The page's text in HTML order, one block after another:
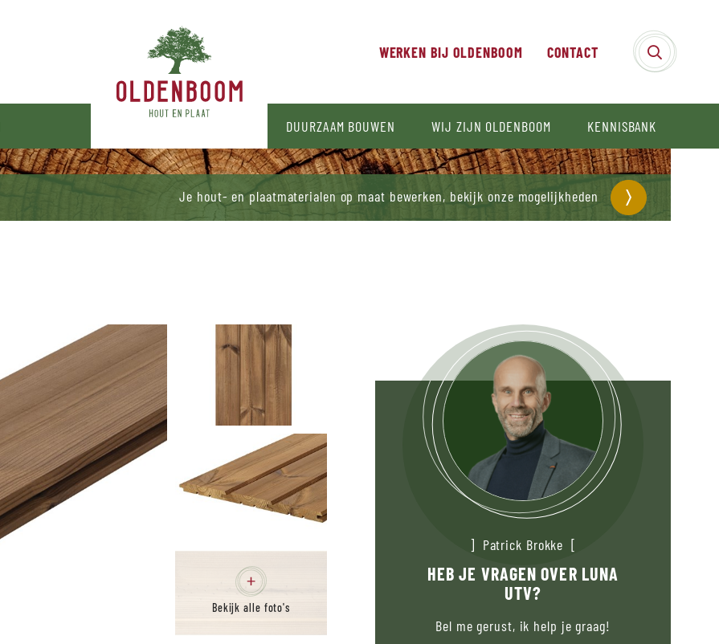
WERKEN BIJ OLDENBOOM CONTACT
DUURZAAM BOUWEN WIJ ZIJN OLDENBOOM KENNISBANK
Je hout- en plaatmaterialen op maat bewerken, bekijk onze mogelijkheden
Bekijk alle foto's
Patrick Brokke
HEB JE VRAGEN OVER LUNA
UTV?
Bel me gerust, ik help je graag!